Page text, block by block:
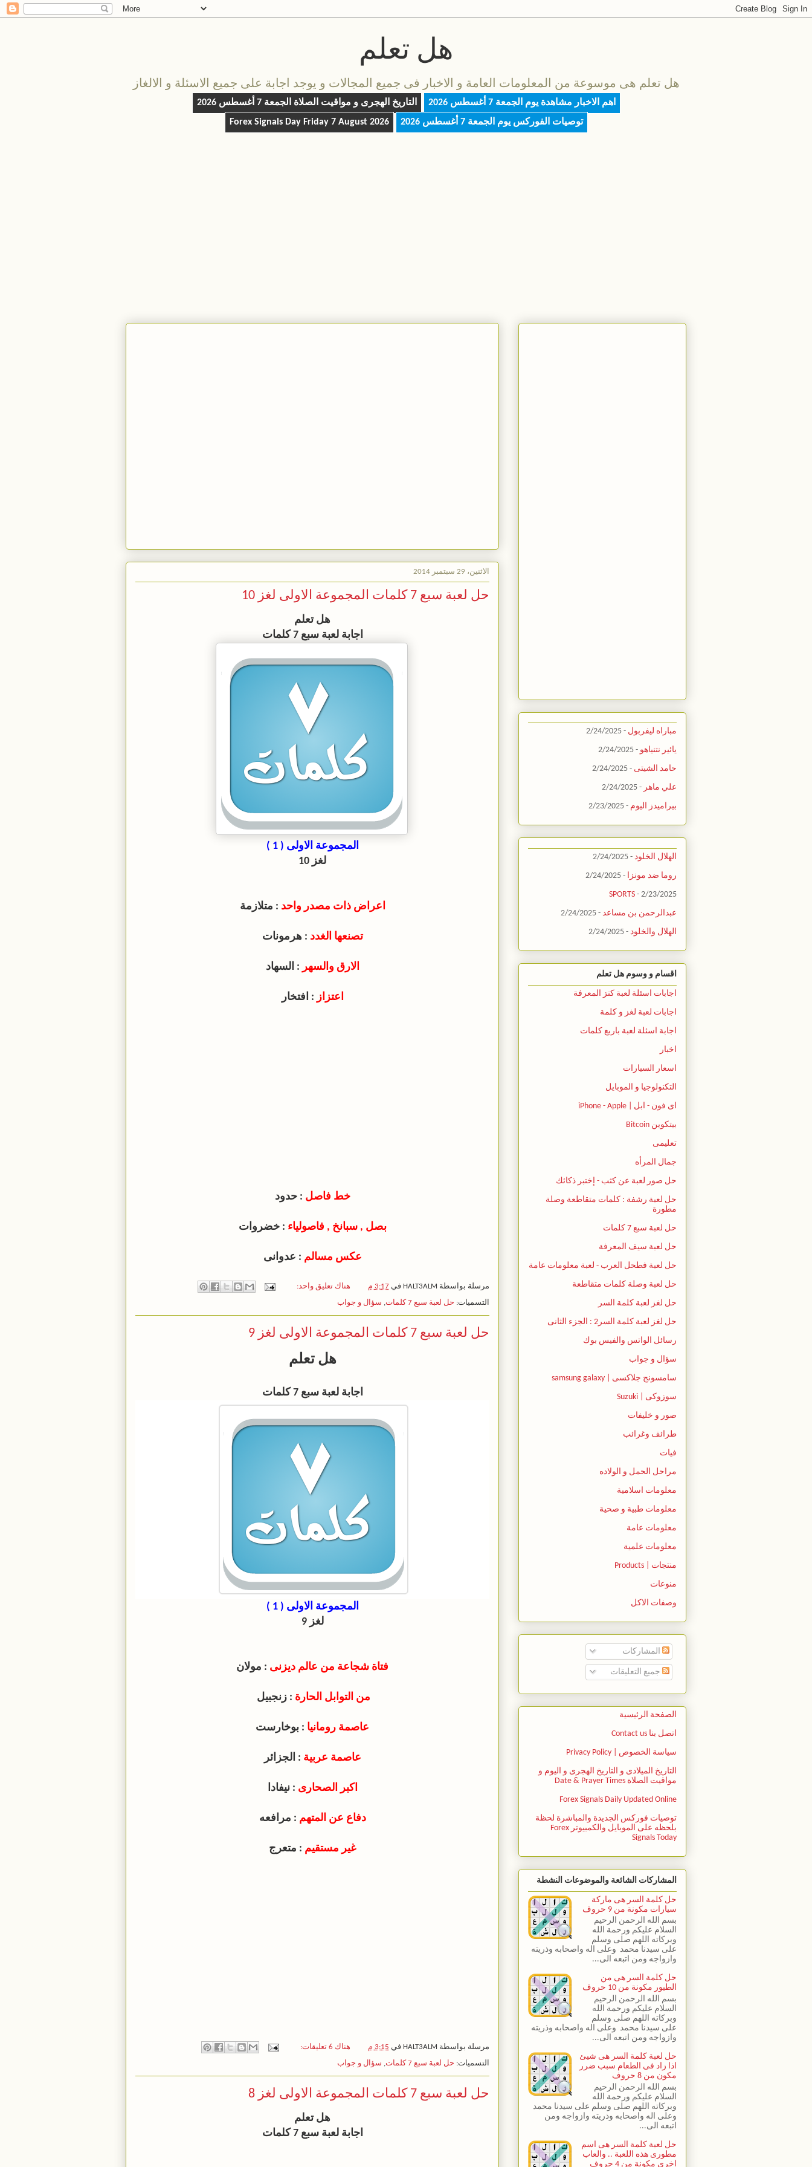
هل تعلم
هل تعلم هى موسوعة من المعلومات العامة و الاخبار فى جميع المجالات و يوجد اجابة على جميع الاسئلة و الالغاز
اهم الاخبار مشاهدة يومالجمعة 7 أغسطس 2026 التاريخ الهجرى و مواقيت الصلاةالجمعة 7 أغسطس 2026
توصيات الفوركس يوم
الجمعة 7 أغسطس 2026 Forex Signals Day Friday 7 August 2026
الاثنين، 29 سبتمبر 2014
حل لعبة سبع 7 كلمات المجموعة الاولى لغز 10
هل تعلم
اجابة لعبة سبع 7 كلمات
المجموعة الاولى ( 1 )
لغز 10
اعراض ذات مصدر واحد : متلازمة
تصنعها الغدد : هرمونات
الارق والسهر : السهاد
اعتزاز : افتخار
خط فاصل : حدود
بصل , سبانخ , فاصولياء : خضروات
عكس مسالم : عدوانى
مرسلة بواسطة HALT3ALM في 3:17 م هناك تعليق واحد:
التسميات: حل لعبة سبع 7 كلمات , سؤال و جواب
حل لعبة سبع 7 كلمات المجموعة الاولى لغز 9
هل تعلم
اجابة لعبة سبع 7 كلمات
المجموعة الاولى ( 1 )
لغز 9
فتاة شجاعة من عالم ديزنى : مولان
من التوابل الحارة : زنجبيل
عاصمة رومانيا : بوخارست
عاصمة عربية : الجزائر
اكبر الصحارى : نيفادا
دفاع عن المتهم : مرافعه
غير مستقيم : متعرج
مرسلة بواسطة HALT3ALM في 3:15 م هناك 6 تعليقات:
التسميات: حل لعبة سبع 7 كلمات , سؤال و جواب
حل لعبة سبع 7 كلمات المجموعة الاولى لغز 8
هل تعلم
اجابة لعبة سبع 7 كلمات
مباراه ليفربول - 2/24/2025
يائير نتنياهو - 2/24/2025
حامد الشيتى - 2/24/2025
علي ماهر - 2/24/2025
بيراميدز اليوم - 2/23/2025
الهلال الخلود - 2/24/2025
روما ضد مونزا - 2/24/2025
SPORTS - 2/23/2025
عبدالرحمن بن مساعد - 2/24/2025
الهلال والخلود - 2/24/2025
اقسام و وسوم هل تعلم
اجابات اسئلة لعبة كنز المعرفة
اجابات لعبة لغز و كلمة
اجابة اسئلة لعبة باربع كلمات
اخبار
اسعار السيارات
التكنولوجيا و الموبايل
اى فون - ابل | iPhone - Apple
بيتكوين Bitcoin
تعليمى
جمال المرأه
حل صور لعبة عن كثب - إختبر ذكائك
حل لعبة رشفة : كلمات متقاطعة وصلة
مطورة
حل لعبة سبع 7 كلمات
حل لعبة سيف المعرفة
حل لعبة فطحل العرب - لعبة معلومات عامة
حل لعبة وصلة كلمات متقاطعة
حل لغز لعبة كلمة السر
حل لغز لعبة كلمة السر2 : الجزء الثانى
رسائل الواتس والفيس بوك
سؤال و جواب
سامسونج جلاكسى | samsung galaxy
سوزوكى | Suzuki
صور و خليفات
طرائف وغرائب
فيات
مراحل الحمل و الولاده
معلومات اسلامية
معلومات طبية و صحية
معلومات عامة
معلومات علمية
منتجات | Products
منوعات
وصفات الاكل
المشاركات
جميع التعليقات
الصفحة الرئيسية
اتصل بنا Contact us
سياسة الخصوص | Privacy Policy
التاريخ الميلادى و التاريخ الهجرى و اليوم و
مواقيت الصلاة Date & Prayer Times
Forex Signals Daily Updated Online
توصيات فوركس الجديدة والمباشرة لحظة
بلحظه على الموبايل والكمبيوتر Forex
Signals Today
المشاركات الشائعة والموضوعات النشطة
حل كلمة السر هى ماركة
سيارات مكونة من 9 حروف
بسم الله الرحمن الرحيم
السلام عليكم ورحمة الله
وبركاته اللهم صلى وسلم
على سيدنا محمد وعلى اله واصحابه وذريته
وازواجه ومن اتبعه الى...
حل كلمة السر هى من
الطيور مكونة من 10 حروف
بسم الله الرحمن الرحيم
السلام عليكم ورحمة الله
وبركاته اللهم صلى وسلم
على سيدنا محمد وعلى اله واصحابه وذريته
وازواجه ومن اتبعه الى...
حل لعبة كلمة السر هى شيئ
اذا زاد فى الطعام سبب ضرر
مكون من 8 حروف
بسم الله الرحمن الرحيم
السلام عليكم ورحمة الله
وبركاته اللهم صلى وسلم على سيدنا محمد
وعلى اله واصحابه وذريته وازواجه ومن
اتبعه الى...
حل لعبة كلمة السر هى اسم
مطورى هذه اللعبة .. والعاب
اخرى مكونة من 4 حروف